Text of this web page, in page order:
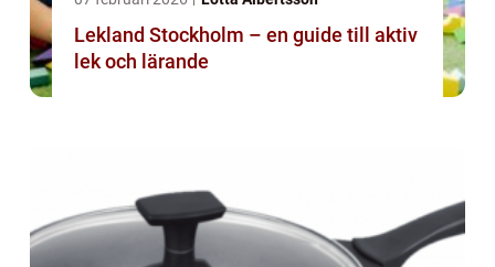
Lekland Stockholm – en guide till aktiv
lek och lärande